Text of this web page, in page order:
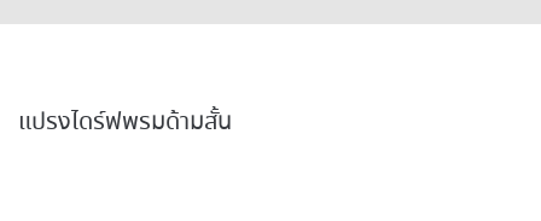
แปรงไดร์ฟพรมด้ามสั้น